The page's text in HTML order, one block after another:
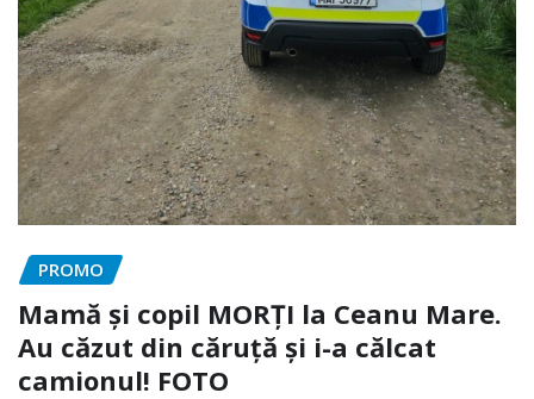
PROMO
Mamă și copil MORȚI la Ceanu Mare.
Au căzut din căruță și i-a călcat
camionul! FOTO